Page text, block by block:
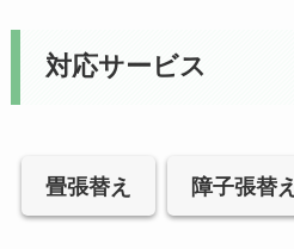
対応サービス
畳張替え 障子張替え